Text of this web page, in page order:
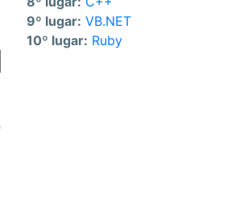
9º lugar: VB.NET
10º lugar: Ruby